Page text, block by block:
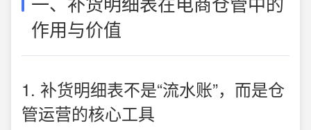
作用与价值
1. 补货明细表不是“流水账”，而是仓
管运营的核心工具